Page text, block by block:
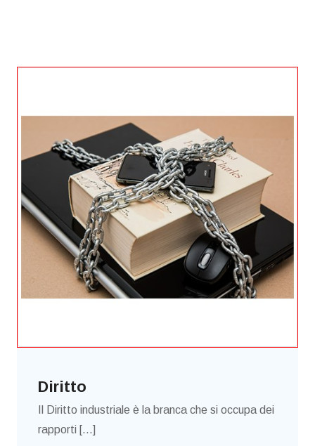
Diritto
Il Diritto industriale è la branca che si occupa dei
rapporti [...]